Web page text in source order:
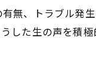
ポイント
みる
無、トラブル発
した生の声を積極